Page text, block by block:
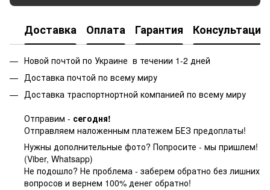
Доставка Оплата Гарантия Консультация
Новой почтой по Украине в течении 1-2 дней
Доставка почтой по всему миру
Доставка траспортнортной компанией по всему миру
Отправим - сегодня!
Отправляем наложенным платежем БЕЗ предоплаты!
Нужны дополнительные фото? Попросите - мы пришлем!
(Viber, Whatsapp)
Не подошло? Не проблема - заберем обратно без лишних
вопросов и вернем 100% денег обратно!